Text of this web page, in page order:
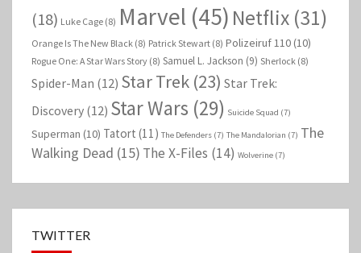
(18) Luke Cage (8) Marvel (45) Netflix (31)
Orange Is The New Black (8) Patrick Stewart (8) Polizeiruf 110 (10)
Rogue One: A Star Wars Story (8) Samuel L. Jackson (9) Sherlock (8)
Spider-Man (12) Star Trek (23) Star Trek:
Discovery (12) Star Wars (29) Suicide Squad (7)
Superman (10) Tatort (11) The Defenders (7) The Mandalorian (7) The
Walking Dead (15) The X-Files (14) Wolverine (7)
TWITTER